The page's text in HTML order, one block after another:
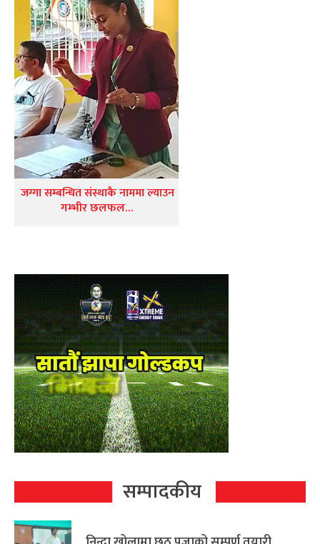
जग्गा सम्बन्धित संस्थाकै नाममा ल्याउन
गम्भीर छलफल…
सम्पादकीय